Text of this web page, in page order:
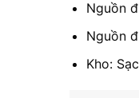
Nguồn
Nguồn
Kho: